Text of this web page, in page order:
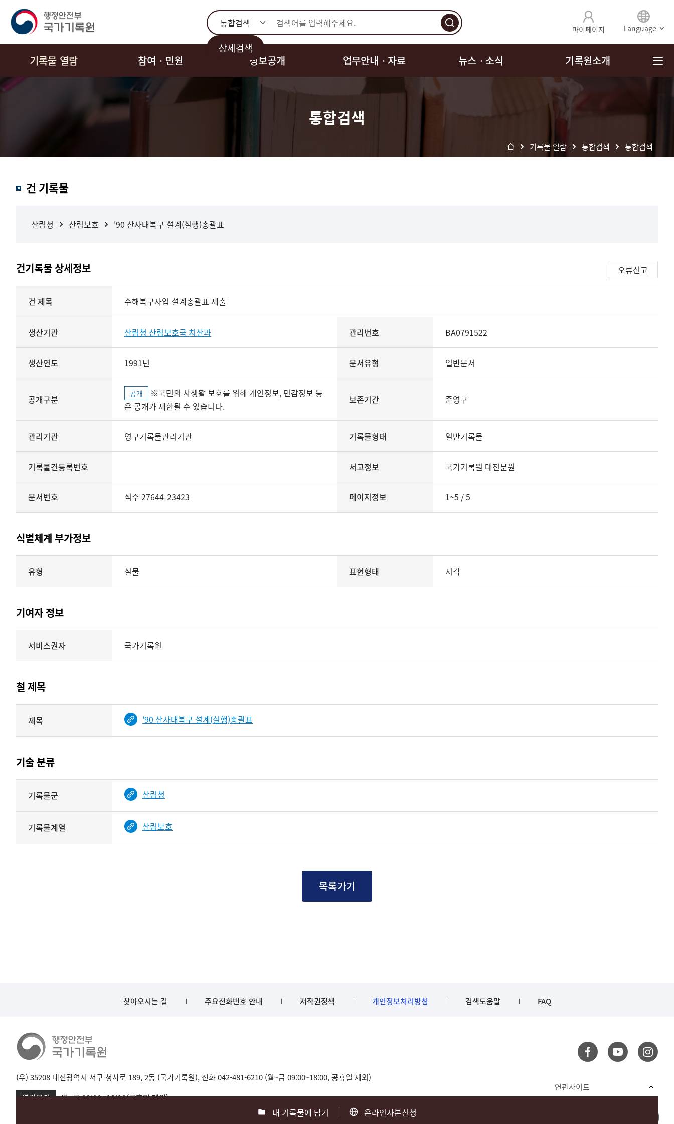
통합검색
상세검색
마이페이지 Language
기록물 열람 참여ㆍ민원 정보공개 업무안내ㆍ자료 뉴스ㆍ소식 기록원소개
통합검색
기록물 열람 통합검색 통합검색
검색건 기록물
산림청 산림보호 '90 산사태복구 설계(실행)총괄표
건기록물 상세정보
오류신고
건 제목 수해복구사업 설계총괄표 제출
생산기관 산림청 산림보호국 치산과 관리번호 BA0791522
생산연도 1991년 문서유형 일반문서
공개구분 공개
은 공개가 제한될 수 있습니다.
보존기간 준영구
관리기관 영구기록물관리기관 기록물형태 일반기록물
기록물건등록번호 서고정보 국가기록원 대전분원
문서번호 식수 27644-23423 페이지정보 1~5 / 5
식별체계 부가정보
부가정보의
유형
표현형태
제공
유형 실물 표현형태 시각
기여자 정보
기여자
정보를
테이블
기여자
제공됨
<
서비스권자 국가기록원
철 제목
기록물
건의
제목를
보여주는
표
제목 '90 산사태복구 설계(실행)총괄표
기술 분류
분류
정보를
보여주는
표
기록물군 산림청
기록물계열 산림보호
목록가기
내 기록물에 담기 온라인사본신청
찾아오시는 길 주요전화번호 안내 저작권정책 개인정보처리방침 검색도움말 FAQ
(우) 35208 대전광역시 서구 청사로 189, 2동 (국가기록원), 전화 042-481-6210 (월~금 09:00~18:00, 공휴일 제외)
열람문의
월~금 09:00~18:00(공휴일 제외)
부산 051-550-8023 광주 062-975-5791
연관사이트